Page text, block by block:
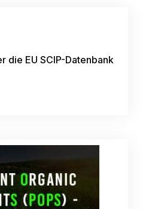
die EU SCIP-Datenbank